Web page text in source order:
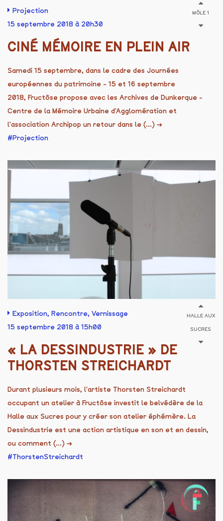
Projection
15 septembre 2018 à 20h30
MÔLE 1
CINÉ MÉMOIRE EN PLEIN AIR
Samedi 15 septembre, dans le cadre des Journées
européennes du patrimoine - 15 et 16 septembre
2018, Fructôse propose avec les Archives de Dunkerque -
Centre de la Mémoire Urbaine d'Agglomération et
l'association Archipop un retour dans le (...) →
Projection
Exposition, Rencontre, Vernissage
15 septembre 2018 à 15h00
HALLE AUX
SUCRES
« LA DESSINDUSTRIE » DE
THORSTEN STREICHARDT
Durant plusieurs mois, l'artiste Thorsten Streichardt
occupant un atelier à Fructôse investit le belvédère de la
Halle aux Sucres pour y créer son atelier éphémère. La
Dessindustrie est une action artistique en son et en dessin,
ou comment (...) →
ThorstenStreichardt